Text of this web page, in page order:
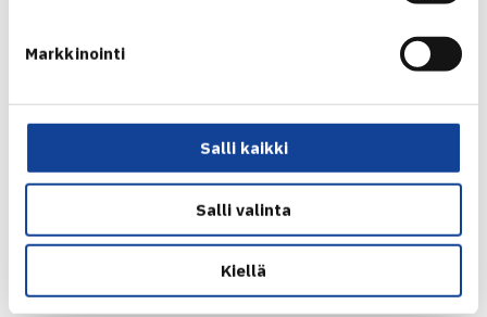
Markkinointi
Salli kaikki
Salli valinta
Kiellä
Laura Hietaranta